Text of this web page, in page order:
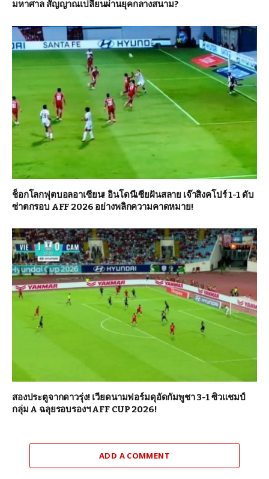
มหาศาล สัญญาณเปลี่ยนผ่านยุคกลางสนาม?
ช็อกโลกฟุตบอลอาเซียน! อินโดนีเซียฝันสลาย เจ๊าสิงคโปร์ 1-1 ดับ
ซ่าตกรอบ AFF 2026 อย่างพลิกความคาดหมาย!
สองประตูจากดาวรุ่ง! เวียดนามฟอร์มดุอัดกัมพูชา 3-1 ซิวแชมป์
กลุ่ม A ฉลุยรอบรองฯ AFF CUP 2026!
ADD A COMMENT